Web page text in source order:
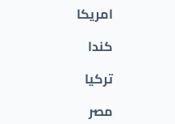
امريكا
كندا
تركيا
مصر